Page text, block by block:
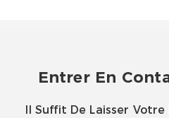
Entrer En
Il Suffit De Laisser